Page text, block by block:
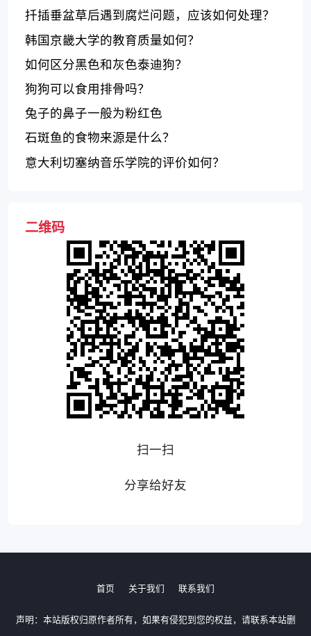
扦插垂盆草后遇到腐烂问题，应该如何处理？
韩国京畿大学的教育质量如何？
如何区分黑色和灰色泰迪狗？
狗狗可以食用排骨吗？
兔子的鼻子一般为粉红色
石斑鱼的食物来源是什么？
意大利切塞纳音乐学院的评价如何？
二维码
扫一扫
分享给好友
首页 关于我们 联系我们
声明：本站版权归原作者所有，如果有侵犯到您的权益，请联系本站删